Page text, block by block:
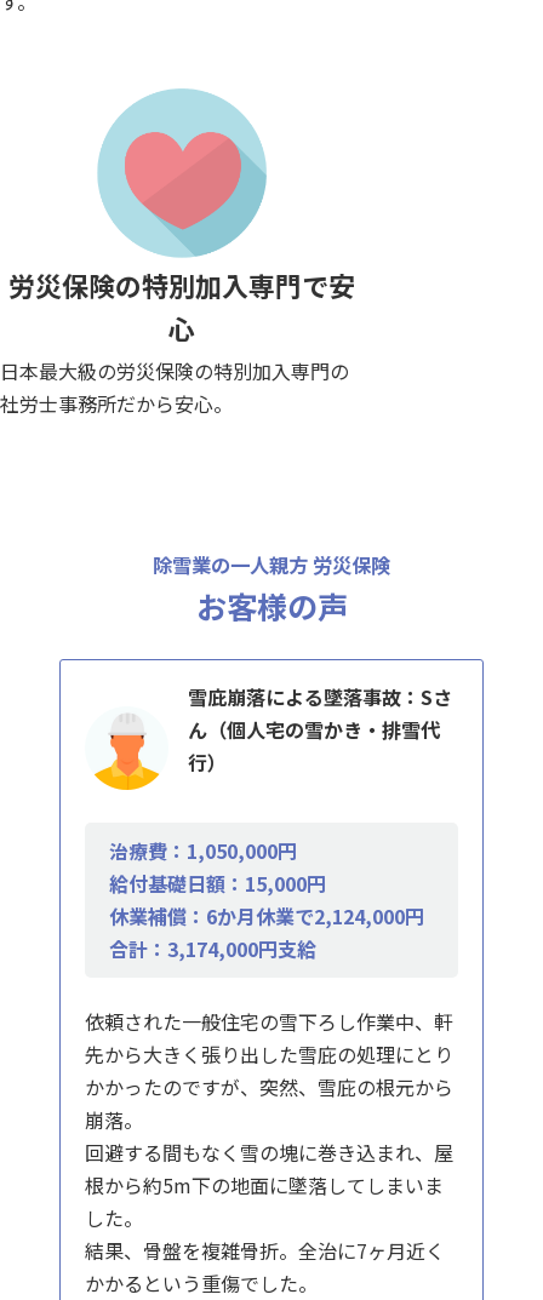
労災保険の特別加入専門で安
心
日本最大級の労災保険の特別加入専門の
社労士事務所だから安心。
除雪業の一人親方 労災保険
お客様の声
雪庇崩落による墜落事故：Sさ
ん（個人宅の雪かき・排雪代
行）
治療費：1,050,000円
給付基礎日額：15,000円
休業補償：6か月休業で2,124,000円
合計：3,174,000円支給
依頼された一般住宅の雪下ろし作業中、軒
先から大きく張り出した雪庇の処理にとり
かかったのですが、突然、雪庇の根元から
崩落。
回避する間もなく雪の塊に巻き込まれ、屋
根から約5m下の地面に墜落してしまいま
した。
結果、骨盤を複雑骨折。全治に7ヶ月近く
かかるという重傷でした。